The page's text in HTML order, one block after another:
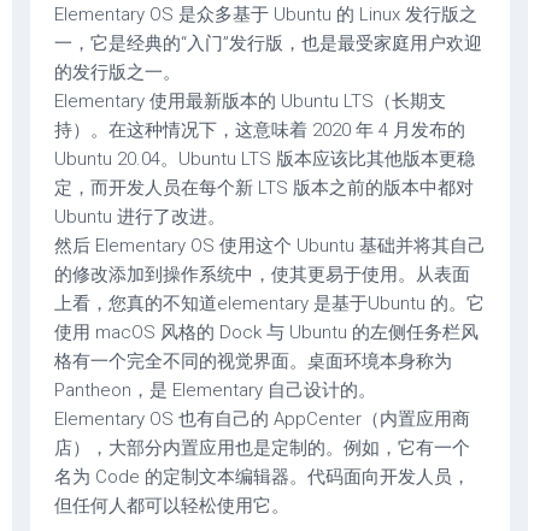
Elementary OS 是众多基于 Ubuntu 的 Linux 发行版之
一，它是经典的“入门”发行版，也是最受家庭用户欢迎
的发行版之一。
Elementary 使用最新版本的 Ubuntu LTS（长期支
持）。在这种情况下，这意味着 2020 年 4 月发布的
Ubuntu 20.04。Ubuntu LTS 版本应该比其他版本更稳
定，而开发人员在每个新 LTS 版本之前的版本中都对
Ubuntu 进行了改进。
然后 Elementary OS 使用这个 Ubuntu 基础并将其自己
的修改添加到操作系统中，使其更易于使用。从表面
上看，您真的不知道elementary 是基于Ubuntu 的。它
使用 macOS 风格的 Dock 与 Ubuntu 的左侧任务栏风
格有一个完全不同的视觉界面。桌面环境本身称为
Pantheon，是 Elementary 自己设计的。
Elementary OS 也有自己的 AppCenter（内置应用商
店），大部分内置应用也是定制的。例如，它有一个
名为 Code 的定制文本编辑器。代码面向开发人员，
但任何人都可以轻松使用它。